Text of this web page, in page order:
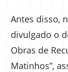
Antes disso,
divulgado o
Obras de
Matinhos”,